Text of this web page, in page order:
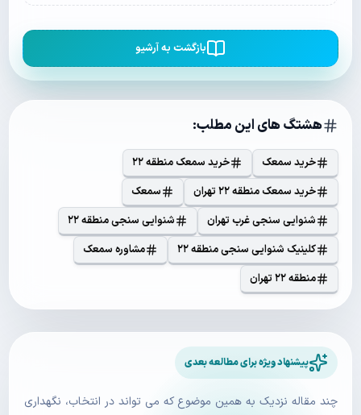
بازگشت به آرشیو
هشتگ های این مطلب:
خرید سمعک
خرید سمعک منطقه ۲۲
خرید سمعک منطقه ۲۲ تهران
سمعک
شنوایی سنجی غرب تهران
شنوایی سنجی منطقه ۲۲
کلینیک شنوایی سنجی منطقه ۲۲
مشاوره سمعک
منطقه ۲۲ تهران
پیشنهاد ویژه برای مطالعه بعدی
چند مقاله نزدیک به همین موضوع که می تواند در انتخاب، نگهداری